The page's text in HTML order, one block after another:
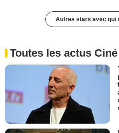
Autres stars avec qui
Toutes les actus